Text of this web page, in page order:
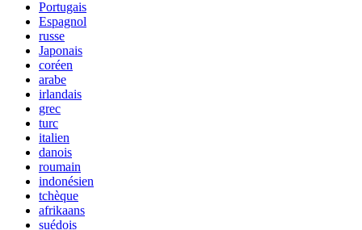
Portugais
Espagnol
russe
Japonais
coréen
arabe
irlandais
grec
turc
italien
danois
roumain
indonésien
tchèque
afrikaans
suédois